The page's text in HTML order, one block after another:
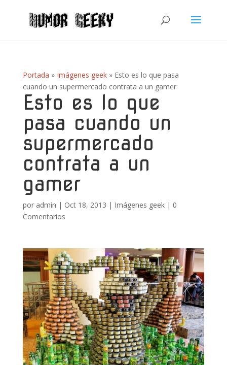
Portada » Imágenes geek» Esto es lo que pasa
cuando un supermercado contrata a un gamer
Esto es lo que
pasa cuando un
supermercado
contrata a un
gamer
por admin | Oct 18, 2013 | Imágenes geek| 0
Comentarios